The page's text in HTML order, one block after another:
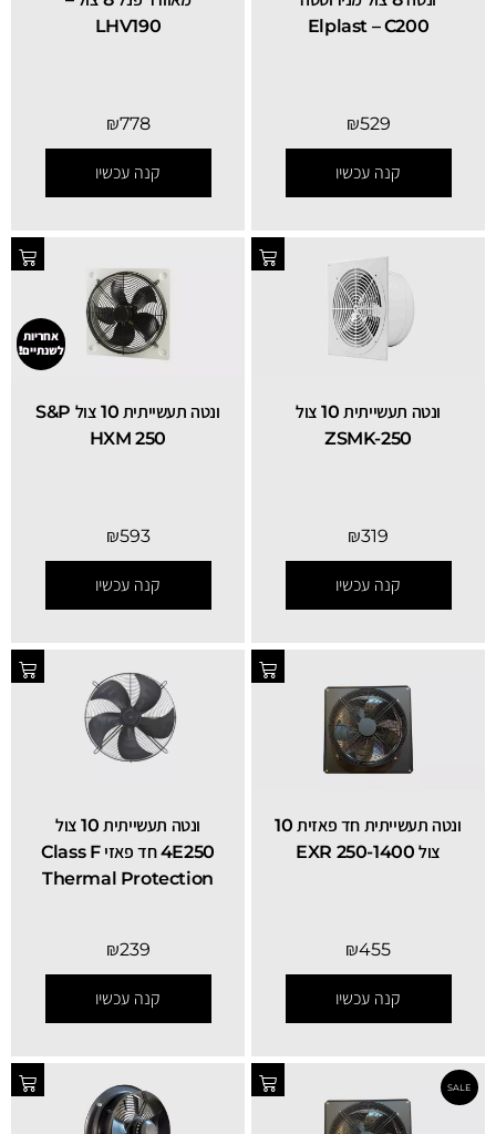
Elplast – C200
₪529
קנה עכשיו
LHV190
₪778
קנה עכשיו
ונטה תעשייתית 10 צול
ZSMK-250
₪319
קנה עכשיו
ונטה תעשייתית 10 צול S&P
HXM 250
₪593
קנה עכשיו
אחריות
לשנתיים!
ונטה תעשייתית חד פאזית 10
צול EXR 250-1400
₪455
קנה עכשיו
ונטה תעשייתית 10 צול
4E250 חד פאזי Class F
Thermal Protection
₪239
קנה עכשיו